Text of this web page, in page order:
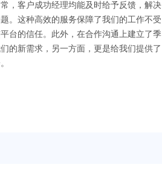
，客户成功经理均能及时给予反馈，解决
。这种高效的服务保障了我们的工作不受
台的信任。 此外，在合作沟通上建立了季
的新需求，另一方面，更是给我们提供了